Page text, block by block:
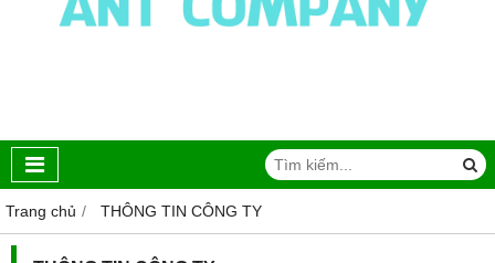
Trang chủ THÔNG TIN CÔNG TY